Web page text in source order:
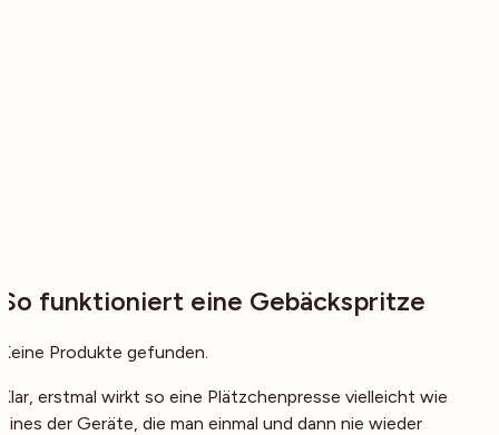
So funktioniert eine Gebäckspritze
Keine Produkte gefunden.
Klar, erstmal wirkt so eine Plätzchenpresse vielleicht wie
eines der Geräte, die man einmal und dann nie wieder